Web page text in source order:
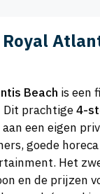
Royal
Beach is een
Dit prachtige4-
een eigen
goede
Het
en de prijzen